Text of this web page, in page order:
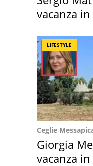
vacanza
LIFESTYLE
Ceglie
Giorgia
vacanza